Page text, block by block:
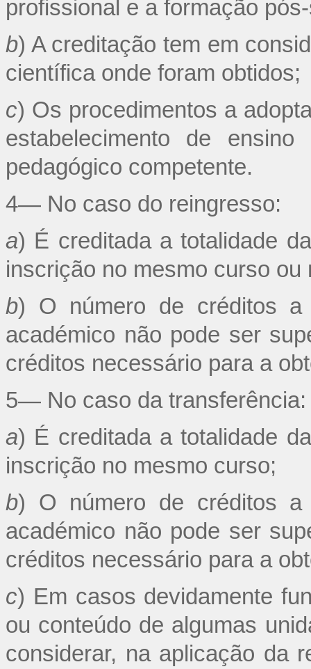
profissional e a formação
b) A creditação tem em
científica onde foram obtidos;
c) Os procedimentos a
estabelecimento de
pedagógico competente.
4— No caso do reingresso:
a) É creditada a totalidade
inscrição no mesmo curso
b) O número de créditos
académico não pode ser
créditos necessário para a
5— No caso da transferência:
a) É creditada a totalidade
inscrição no mesmo curso;
b) O número de créditos
académico não pode ser
créditos necessário para a
c) Em casos devidamente
ou conteúdo de algumas
considerar, na aplicação da